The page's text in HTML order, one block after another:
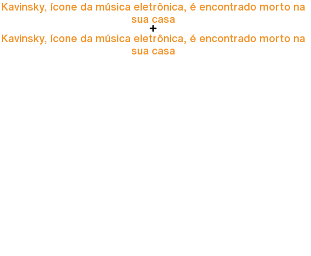
Kavinsky, ícone da música eletrônica, é encontrado morto na
sua casa
Kavinsky, ícone da música eletrônica, é encontrado morto na
sua casa